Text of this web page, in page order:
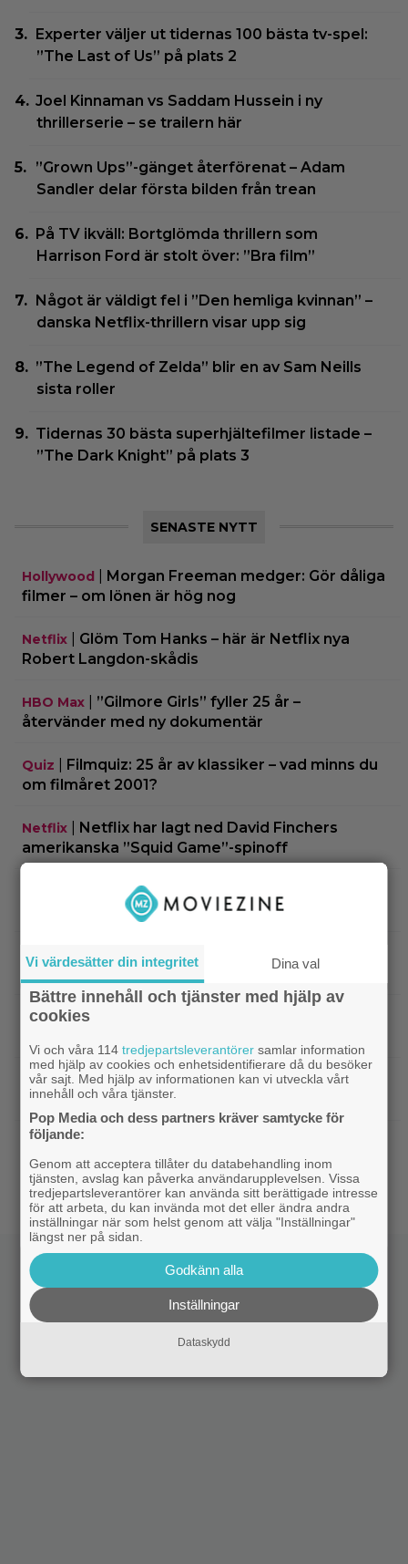
Experter väljer ut tidernas 100 bästa tv-spel:
”The Last of Us” på plats 2
Joel Kinnaman vs Saddam Hussein i ny
thrillerserie – se trailern här
”Grown Ups”-gänget återförenat – Adam
Sandler delar första bilden från trean
På TV ikväll: Bortglömda thrillern som
Harrison Ford är stolt över: ”Bra film”
Något är väldigt fel i ”Den hemliga kvinnan” –
danska Netflix-thrillern visar upp sig
”The Legend of Zelda” blir en av Sam Neills
sista roller
Tidernas 30 bästa superhjältefilmer listade –
”The Dark Knight” på plats 3
SENASTE NYTT
Hollywood
Morgan Freeman medger: Gör dåliga
filmer – om lönen är hög nog
Netflix
Glöm Tom Hanks – här är Netflix nya
Robert Langdon-skådis
HBO Max
”Gilmore Girls” fyller 25 år –
återvänder med ny dokumentär
Quiz
Filmquiz: 25 år av klassiker – vad minns du
om filmåret 2001?
Netflix
Netflix har lagt ned David Finchers
amerikanska ”Squid Game”-spinoff
Kommande filmer|
Lionsgate-chefen har ett svar
Kommande filmer | Adam Sandler återförenar
gänget i ”Grown Ups 3” – delar en första bild
Kändisar|
Netflix| Något är väldigt fel i ”Den hemliga
kvinnan” – danska Netflix-thrillern visar upp sig
Jurassic World
nästa ”Jurassic World” – jakten på ersättare
igång
Vi värdesätter din integritet Dina val
Bättre innehåll och tjänster med hjälp av
cookies
Vi och våra 114tredjepartsleverantörer samlar information
med hjälp av cookies och enhetsidentifierare då du besöker
vår sajt. Med hjälp av informationen kan vi utveckla vårt
innehåll och våra tjänster.
Pop Media och dess partners kräver samtycke för
följande:
Genom att acceptera tillåter du databehandling inom
tjänsten, avslag kan påverka användarupplevelsen. Vissa
tredjepartsleverantörer kan använda sitt berättigade intresse
för att arbeta, du kan invända mot det eller ändra andra
inställningar när som helst genom att välja "Inställningar"
längst ner på sidan.
Godkänn alla
Inställningar
Dataskydd